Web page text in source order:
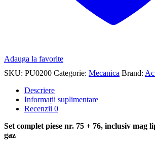
Adauga la favorite
SKU: PU0200 Categorie: Mecanica Brand:
Descriere
Informații suplimentare
Recenzii 0
Set complet piese nr. 75 + 76, inclusiv mag
gaz